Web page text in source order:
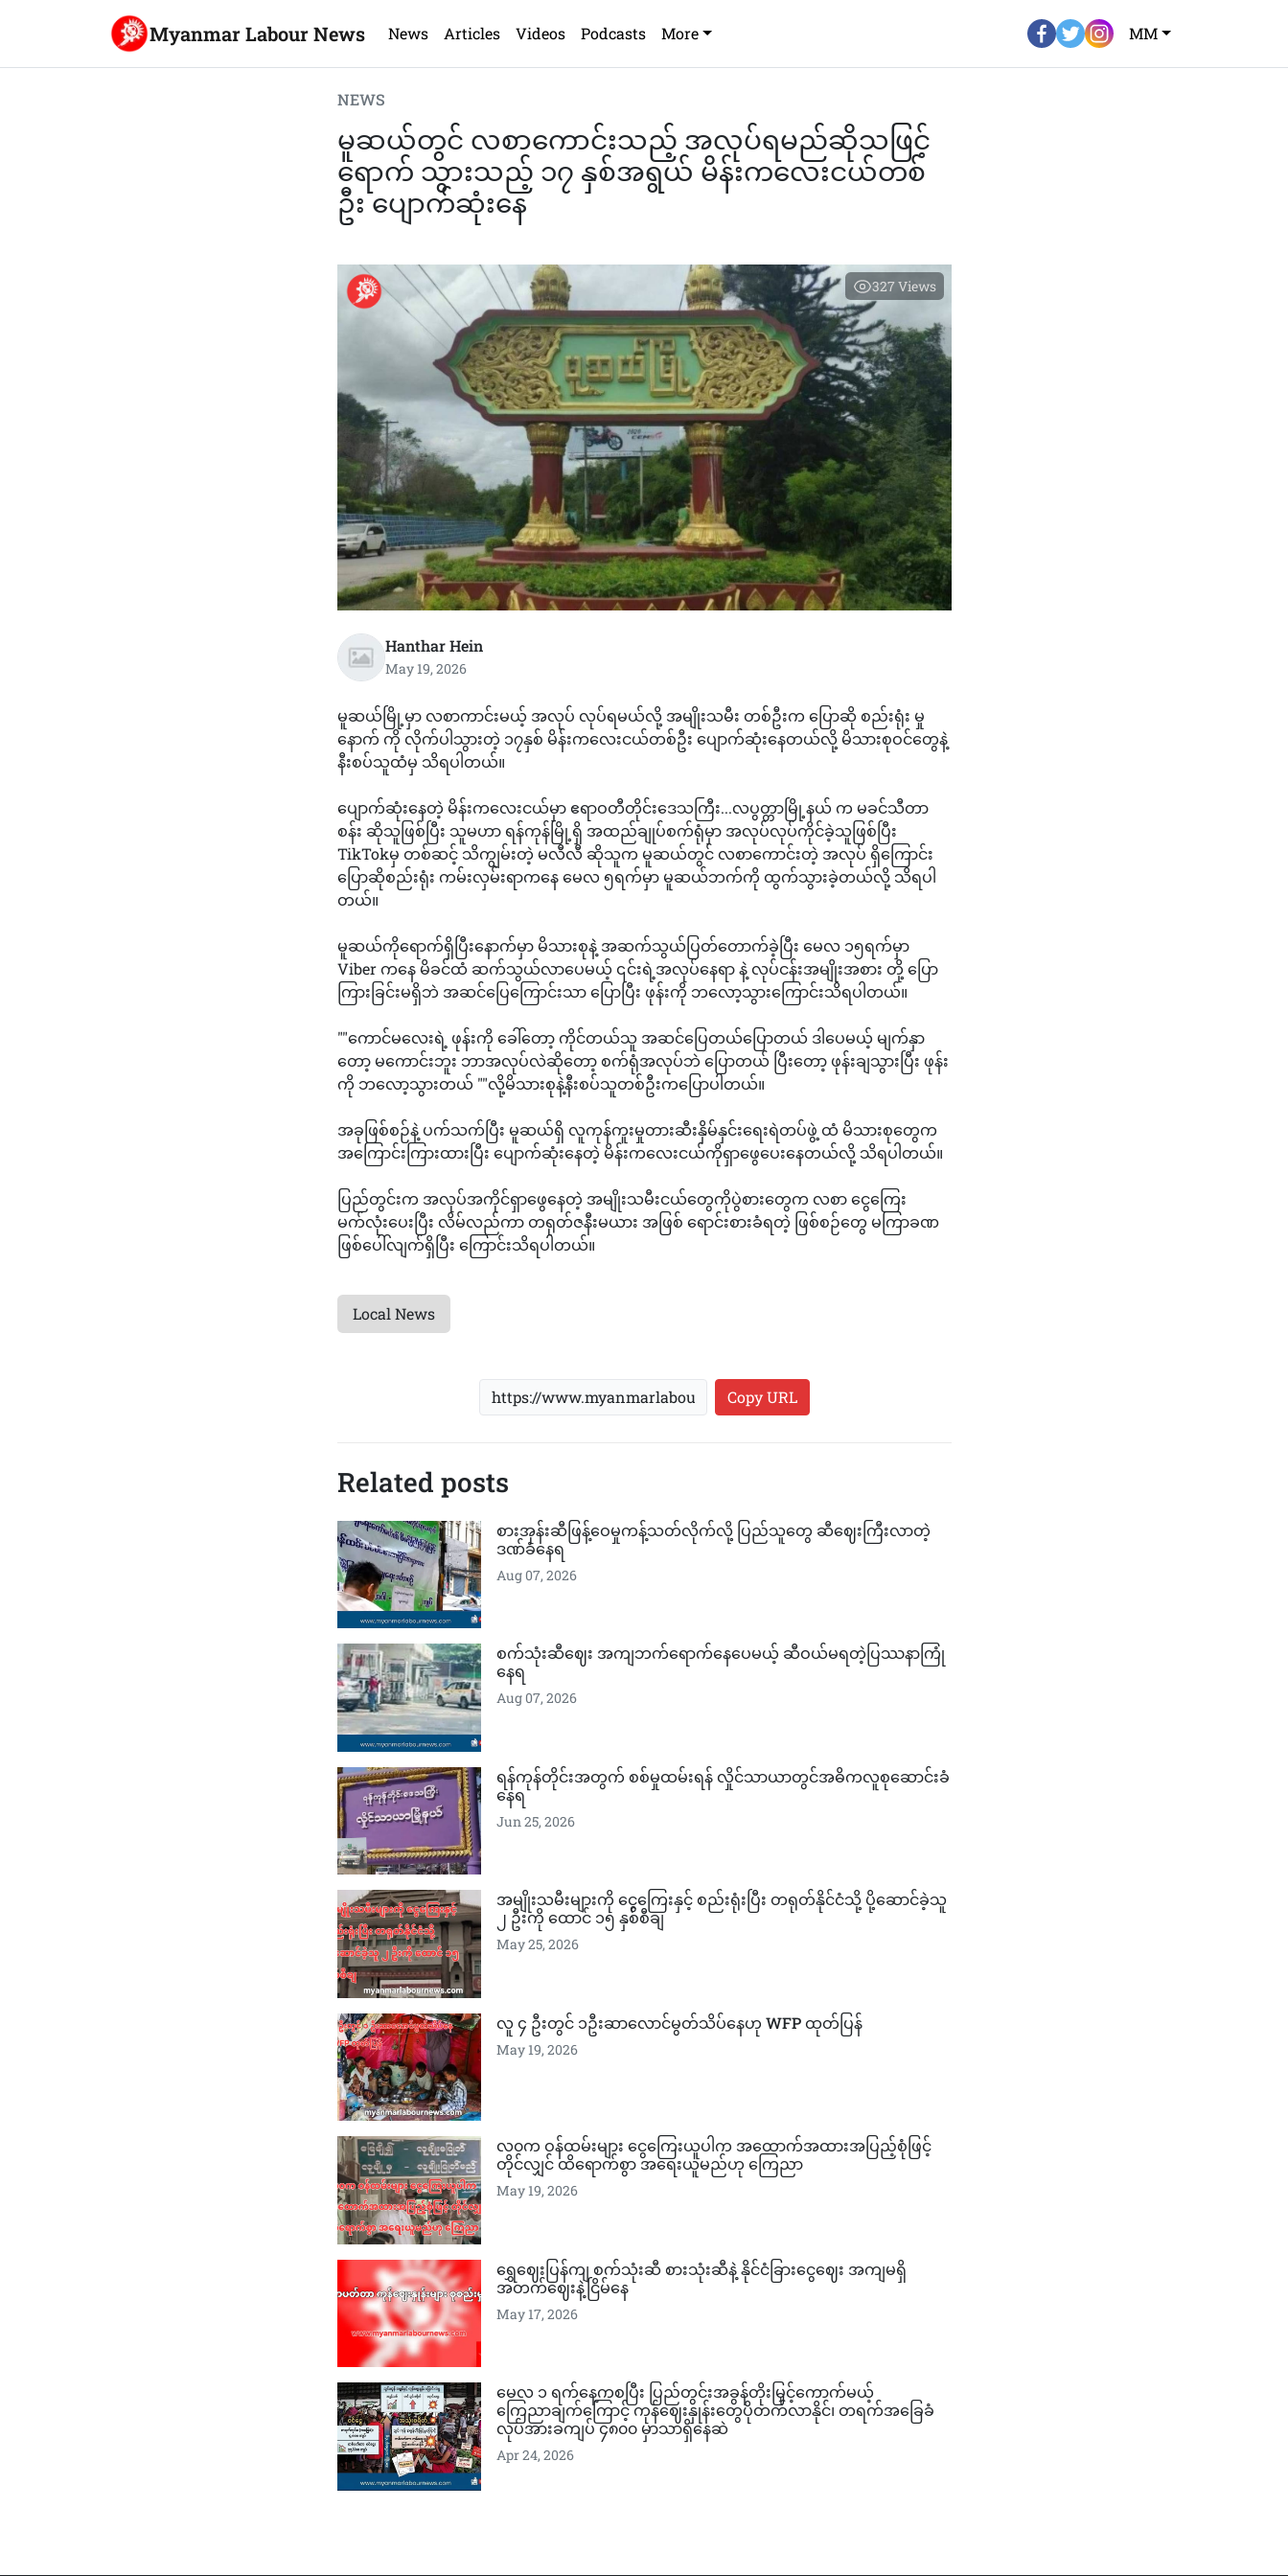
Myanmar Labour News News Articles Videos Podcasts More MM
NEWS
မူဆယ်တွင် လစာကောင်းသည့် အလုပ်ရမည်ဆိုသဖြင့်
ရောက် သွားသည့် ၁၇ နှစ်အရွယ် မိန်းကလေးငယ်တစ်
ဦး ပျောက်ဆုံးနေ
327Views
Hanthar Hein
May 19, 2026
မူဆယ်မြို့မှာ လစာကာင်းမယ့် အလုပ် လုပ်ရမယ်လို့ အမျိုးသမီး တစ်ဦးက ပြောဆို စည်းရုံး မှု
နောက် ကို လိုက်ပါသွားတဲ့ ၁၇နှစ် မိန်းကလေးငယ်တစ်ဦး ပျောက်ဆုံးနေတယ်လို့ မိသားစုဝင်တွေနဲ့
နီးစပ်သူထံမှ သိရပါတယ်။
ပျောက်ဆုံးနေတဲ့ မိန်းကလေးငယ်မှာ ဧရာဝတီတိုင်းဒေသကြီး...လပွတ္တာမြို့နယ် က မခင်သီတာ
စန်း ဆိုသူဖြစ်ပြီး သူမဟာ ရန်ကုန်မြို့ရှိ အထည်ချုပ်စက်ရုံမှာ အလုပ်လုပ်ကိုင်ခဲ့သူဖြစ်ပြီး
TikTokမှ တစ်ဆင့် သိကျွမ်းတဲ့ မလီလီ ဆိုသူက မူဆယ်တွင် လစာကောင်းတဲ့ အလုပ် ရှိကြောင်း
ပြောဆိုစည်းရုံး ကမ်းလှမ်းရာကနေ မေလ ၅ရက်မှာ မူဆယ်ဘက်ကို ထွက်သွားခဲ့တယ်လို့ သိရပါ
တယ်။
မူဆယ်ကိုရောက်ရှိပြီးနောက်မှာ မိသားစုနဲ့ အဆက်သွယ်ပြတ်တောက်ခဲ့ပြီး မေလ ၁၅ရက်မှာ
Viber ကနေ မိခင်ထံ ဆက်သွယ်လာပေမယ့် ၎င်းရဲ့အလုပ်နေရာ နဲ့ လုပ်ငန်းအမျိုးအစား တို့ ပြော
ကြားခြင်းမရှိဘဲ အဆင်ပြေကြောင်းသာ ပြောပြီး ဖုန်းကို ဘလော့သွားကြောင်းသိရပါတယ်။
""ကောင်မလေးရဲ့ ဖုန်းကို ခေါ်တော့ ကိုင်တယ်သူ အဆင်ပြေတယ်ပြောတယ် ဒါပေမယ့် မျက်နှာ
တော့ မကောင်းဘူး ဘာအလုပ်လဲဆိုတော့ စက်ရုံအလုပ်ဘဲ ပြောတယ် ပြီးတော့ ဖုန်းချသွားပြီး ဖုန်း
ကို ဘလော့သွားတယ် ""လို့မိသားစုနဲ့နီးစပ်သူတစ်ဦးကပြောပါတယ်။
အခုဖြစ်စဉ်နဲ့ ပက်သက်ပြီး မူဆယ်ရှိ လူကုန်ကူးမှုတားဆီးနှိမ်နှင်းရေးရဲတပ်ဖွဲ့ ထံ မိသားစုတွေက
အကြောင်းကြားထားပြီး ပျောက်ဆုံးနေတဲ့ မိန်းကလေးငယ်ကိုရှာဖွေပေးနေတယ်လို့ သိရပါတယ်။
ပြည်တွင်းက အလုပ်အကိုင်ရှာဖွေနေတဲ့ အမျိုးသမီးငယ်တွေကိုပွဲစားတွေက လစာ ငွေကြေး
မက်လုံးပေးပြီး လိမ်လည်ကာ တရုတ်ဇနီးမယား အဖြစ် ရောင်းစားခံရတဲ့ ဖြစ်စဉ်တွေ မကြာခဏ
ဖြစ်ပေါ်လျက်ရှိပြီး ကြောင်းသိရပါတယ်။
Local News
Copy URL
Related posts
စားအုန်းဆီဖြန့်ဝေမှုကန့်သတ်လိုက်လို့ ပြည်သူတွေ ဆီဈေးကြီးလာတဲ့
ဒဏ်ခံနေရ
Aug 07, 2026
စက်သုံးဆီဈေး အကျဘက်ရောက်နေပေမယ့် ဆီဝယ်မရတဲ့ပြဿနာကြုံ​
နေရ
Aug 07, 2026
ရန်ကုန်တိုင်းအတွက် စစ်မှုထမ်းရန် လှိုင်သာယာတွင်အဓိကလူစုဆောင်းခံ
နေရ
Jun 25, 2026
အမျိုးသမီးများကို ​ငွေ​ကြေးနှင့် စည်းရုံးပြီး တရုတ်နိုင်ငံသို့ ပို့ဆောင်ခဲ့သူ
၂ ဦးကို ထောင် ၁၅ နှစ်စီချ
May 25, 2026
လူ ၄ ဦးတွင် ၁ဦးဆာလောင်မွတ်သိပ်နေဟု WFP ထုတ်ပြန်
May 19, 2026
လ၀က ဝန်ထမ်းများ ငွေကြေးယူပါက အထောက်အထားအပြည့်စုံဖြင့်
တိုင်လျှင် ထိရောက်စွာ အရေးယူမည်ဟု ကြေညာ
May 19, 2026
ရွှေဈေးပြန်ကျ စက်သုံးဆီ စားသုံးဆီနဲ့ နိုင်ငံခြားငွေဈေး အကျမရှိ
အတက်ဈေးနဲ့ငြိမ်နေ
May 17, 2026
မေလ ၁ ရက်နေ့ကစပြီး ပြည်တွင်းအခွန်တိုးမြှင့်ကောက်မယ့်
ကြေညာချက်ကြောင့် ကုန်ဈေးနှုန်းတွေပိုတက်လာနိုင်၊ တရက်အခြေခံ
လုပ်အားခကျပ် ၄၈၀၀ မှာသာရှိနေဆဲ
Apr 24, 2026